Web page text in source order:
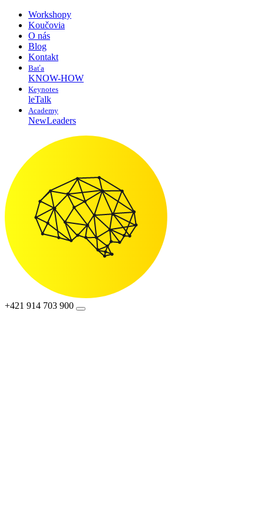
Workshopy
Koučovia
O nás
Blog
Kontakt
Baťa
KNOW-HOW
Keynotes
leTalk
Academy
NewLeaders
+421 914 703 900